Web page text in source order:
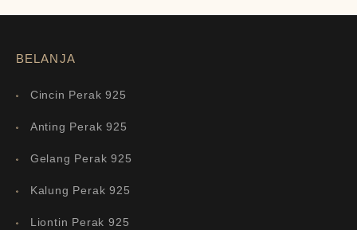
BELANJA
Cincin Perak 925
Anting Perak 925
Gelang Perak 925
Kalung Perak 925
Liontin Perak 925